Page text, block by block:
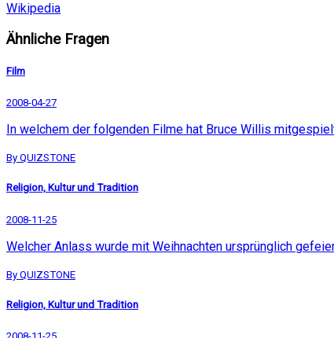
Wikipedia
Ähnliche Fragen
Film
2008-04-27
In welchem der folgenden Filme hat Bruce Willis
By QUIZSTONE
Religion, Kultur und Tradition
2008-11-25
Welcher Anlass wurde mit Weihnachten ursprünglich
By QUIZSTONE
Religion, Kultur und Tradition